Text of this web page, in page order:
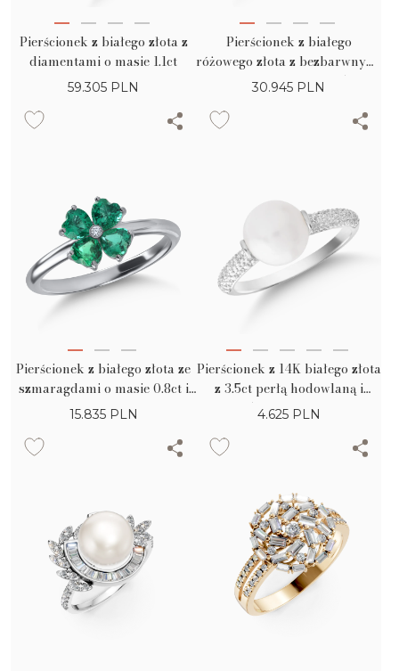
Pierścionek z białego złota z
diamentami o masie 1.1ct
59.305 PLN
Pierścionek z białego
różowego złota z bezbarwnymi
diamentami o masie 0.52ct i
30.945 PLN
Pierścionek z białego złota ze
szmaragdami o masie 0.8ct i
brylantem o masie 0.01ct
15.835 PLN
Pierścionek z 14K białego złota
z 3.5ct perłą hodowlaną i
0.152ct diamentami
4.625 PLN